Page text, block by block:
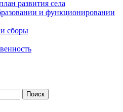
развития села
и функционировании
сборы